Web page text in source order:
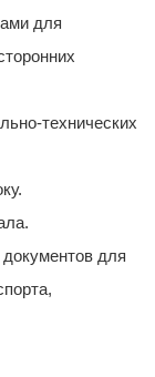
для
технических
для